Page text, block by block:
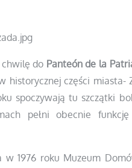
do Panteón de la
historycznej części
spoczywają tu szczątki
pełni obecnie
w 1976 roku Muzeum